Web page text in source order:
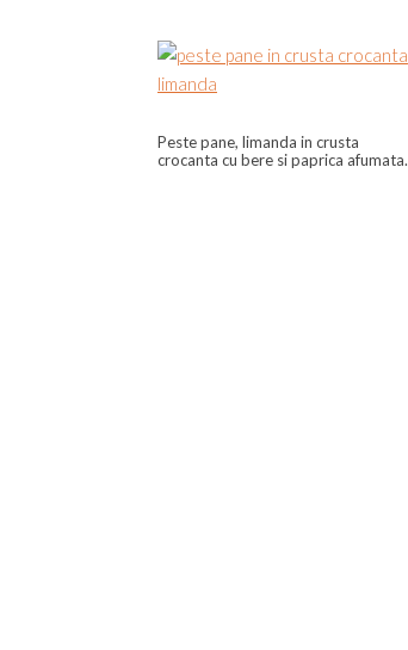
Peste pane, limanda in crusta
crocanta cu bere si paprica afumata.